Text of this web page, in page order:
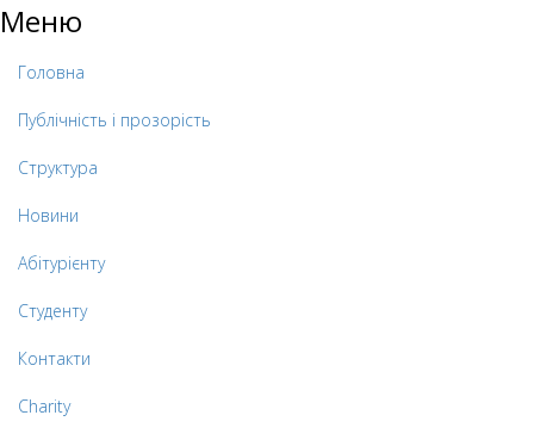
Меню
Головна
Публічність і прозорість
Структура
Новини
Абітурієнту
Студенту
Контакти
Charity